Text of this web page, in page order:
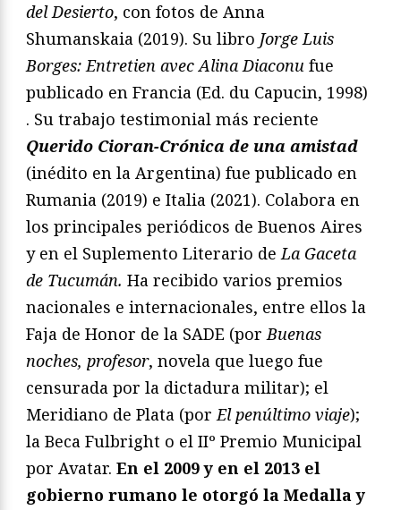
del Desierto, con fotos de Anna
Shumanskaia (2019). Su libro Jorge Luis
Borges: Entretien avec Alina Diaconu fue
publicado en Francia (Ed. du Capucin, 1998)
. Su trabajo testimonial más reciente
Querido Cioran-Crónica de una amistad
(inédito en la Argentina) fue publicado en
Rumania (2019) e Italia (2021). Colabora en
los principales periódicos de Buenos Aires
y en el Suplemento Literario de La Gaceta
de Tucumán. Ha recibido varios premios
nacionales e internacionales, entre ellos la
Faja de Honor de la SADE (porBuenas
noches, profesor, novela que luego fue
censurada por la dictadura militar); el
Meridiano de Plata (porEl penúltimo viaje);
la Beca Fulbright o el IIº Premio Municipal
por Avatar. En el 2009 y en el 2013 el
gobierno rumano le otorgó la Medalla y